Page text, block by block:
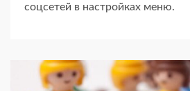
соцсетей в настройках меню.